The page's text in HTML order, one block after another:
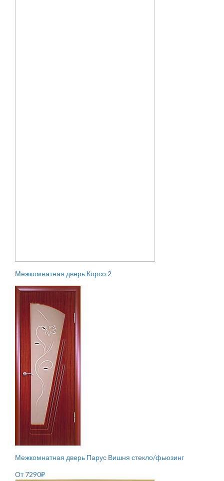
Межкомнатная дверь Корсо 2
Межкомнатная дверь Парус Вишня стекло/фьюзинг
От7290₽